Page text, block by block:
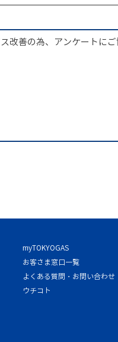
改善の為、アンケートに
myTOKYOGAS
お客さま窓口一覧
よくある質問・お問い合わせ
ウチコト